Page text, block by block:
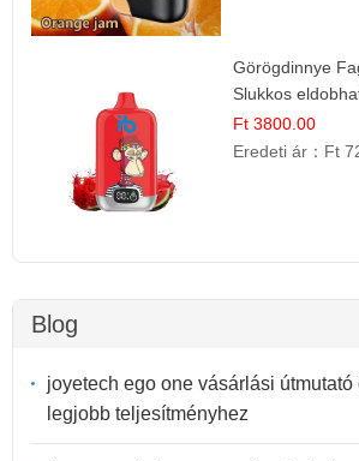
Görögdinnye
Slukkos
Ft 3800.00
Eredeti ár： Ft
Blog
joyetech ego one vásárlási útmutató
legjobb teljesítményhez